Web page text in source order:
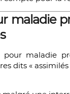
maladie
maladie
dits « assimilés